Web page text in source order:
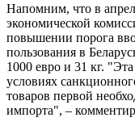
Напомним, что в
экономической
повышении порога
пользования в
1000 евро и 31 кг.
условиях
товаров первой
импорта", –